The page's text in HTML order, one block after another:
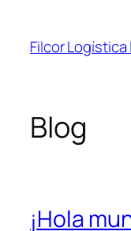
contenido
Filcor
Blog
¡Hola